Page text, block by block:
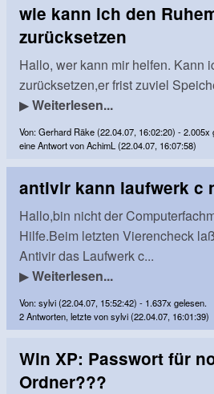
wie kann ich den
zurücksetzen
Hallo, wer kann mir helfen. Kann
zurücksetzen,er frist zuviel
▶Weiterlesen...
Von: Gerhard Räke (22.04.07, 16:02:20) - 2.005x
eine Antwort von AchimL (22.04.07, 16:07:58)
antivir kann laufwerk c
Hallo,bin nicht der
Hilfe.Beim letzten Vierencheck
Antivir das Laufwerk c...
▶Weiterlesen...
Von: sylvi (22.04.07, 15:52:42) - 1.637x gelesen.
2 Antworten, letzte von sylvi (22.04.07, 16:01:39)
Win XP: Passwort für
Ordner???